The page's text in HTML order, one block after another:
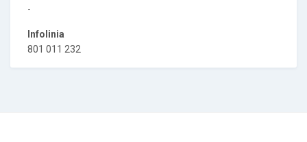
-
Infolinia
801 011 232